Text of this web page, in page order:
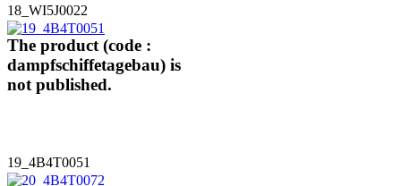
18_WI5J0022
The product (code :
dampfschiffetagebau) is
not published.
19_4B4T0051